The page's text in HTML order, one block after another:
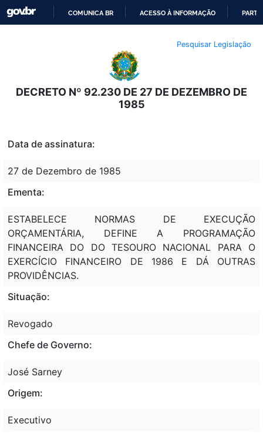
O
CONTEÚDO
COMUNICA BR ACESSO À INFORMAÇÃO
Pesquisar Legislação
DECRETO Nº 92.230 DE 27 DE DEZEMBRO DE
1985
Data de assinatura:
27 de Dezembro de 1985
Ementa:
ESTABELECE NORMAS DE EXECUÇÃO
ORÇAMENTÁRIA, DEFINE A PROGRAMAÇÃO
FINANCEIRA DO DO TESOURO NACIONAL PARA O
EXERCÍCIO FINANCEIRO DE 1986 E DÁ OUTRAS
PROVIDÊNCIAS.
Situação:
Revogado
Chefe de Governo:
José Sarney
Origem:
Executivo